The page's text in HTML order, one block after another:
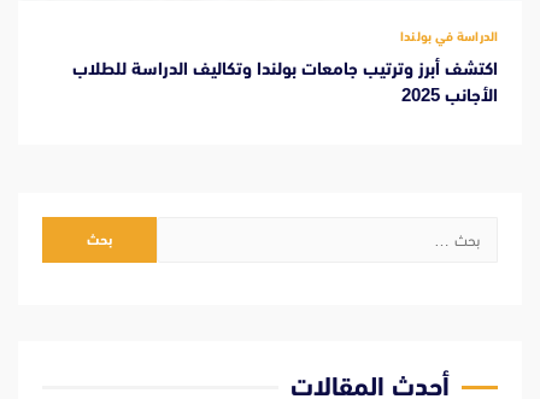
الدراسة في بولندا
اكتشف أبرز وترتيب جامعات بولندا وتكاليف الدراسة للطلاب
الأجانب 2025
البحث
أحدث المقالات